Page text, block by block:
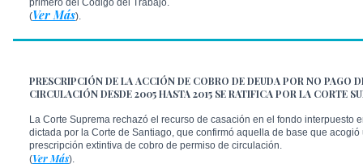
(Ver Más).
PRESCRIPCIÓN DE LA ACCIÓN DE COBRO DE DEUDA POR NO PAGO
CIRCULACIÓN DESDE 2005 HASTA 2015 SE RATIFICA POR LA CORTE
La Corte Suprema rechazó el recurso de casación en el fondo interpuesto
dictada por la Corte de Santiago, que confirmó aquella de base que
prescripción extintiva de cobro de permiso de circulación.
(Ver Más).